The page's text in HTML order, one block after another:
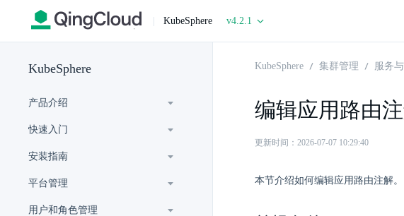
| KubeSphere v4.2.1
KubeSphere
产品介绍
快速入门
安装指南
平台管理
用户和角色管理
KubeSphere 集群管理 服务
编辑应用路由
更新时间：2026-07-07 10:29:40
本节介绍如何编辑应用路由注解。